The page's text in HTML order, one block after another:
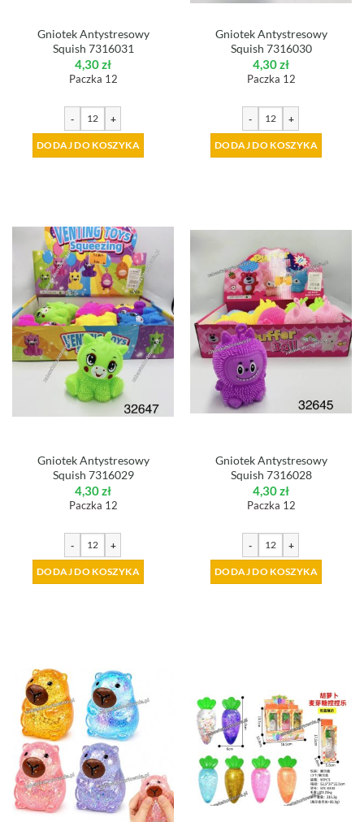
Gniotek Antystresowy
Squish 7316031
4,30zł
Paczka 12
- +
DODAJ DO KOSZYKA
Gniotek Antystresowy
Squish 7316030
4,30zł
Paczka 12
- +
DODAJ DO KOSZYKA
Gniotek Antystresowy
Squish 7316029
4,30zł
Paczka 12
- +
DODAJ DO KOSZYKA
Gniotek Antystresowy
Squish 7316028
4,30zł
Paczka 12
- +
DODAJ DO KOSZYKA